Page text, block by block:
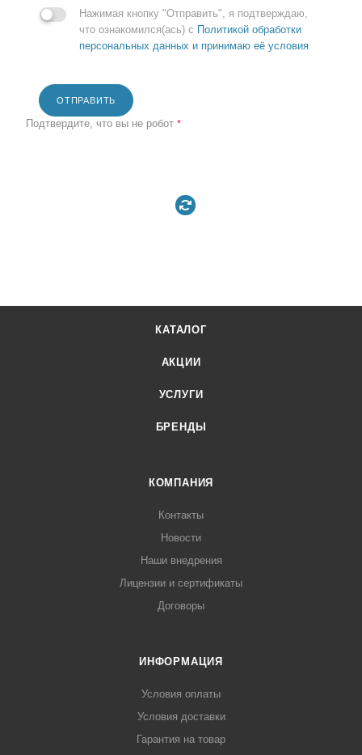
Нажимая кнопку "Отправить", я подтверждаю,
что ознакомился(ась) с Политикой обработки
персональных данных и принимаю её условия
ОТПРАВИТЬ
Подтвердите, что вы не робот *
КАТАЛОГ
АКЦИИ
УСЛУГИ
БРЕНДЫ
КОМПАНИЯ
Контакты
Новости
Наши внедрения
Лицензии и сертификаты
Договоры
ИНФОРМАЦИЯ
Условия оплаты
Условия доставки
Гарантия на товар